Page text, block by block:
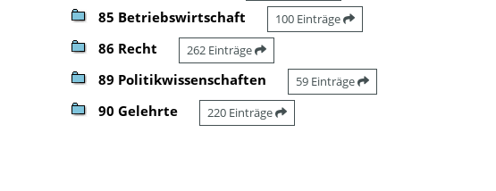
85 Betriebswirtschaft 100 Einträge
86 Recht 262 Einträge
89 Politikwissenschaften 59 Einträge
90 Gelehrte 220 Einträge